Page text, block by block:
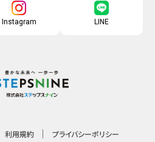
Instagram LINE
利用規約 プライバシーポリシー